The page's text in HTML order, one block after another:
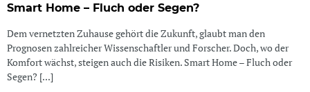
Smart Home – Fluch oder Segen?
Dem vernetzten Zuhause gehört die Zukunft, glaubt man den
Prognosen zahlreicher Wissenschaftler und Forscher. Doch, wo der
Komfort wächst, steigen auch die Risiken. Smart Home – Fluch oder
Segen? [...]